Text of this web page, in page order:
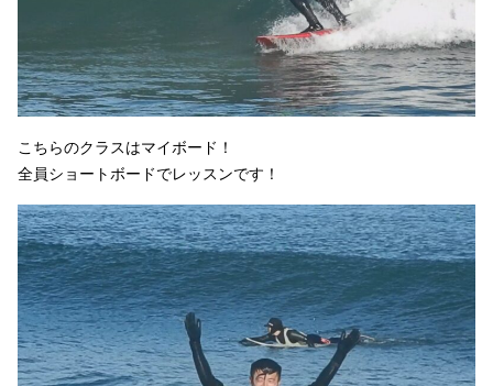
こちらのクラスはマイボード！
全員ショートボードでレッスンです！